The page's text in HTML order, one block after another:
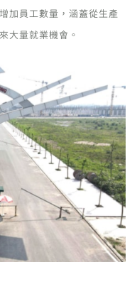
加員工數量，涵蓋從生產
大量就業機會。